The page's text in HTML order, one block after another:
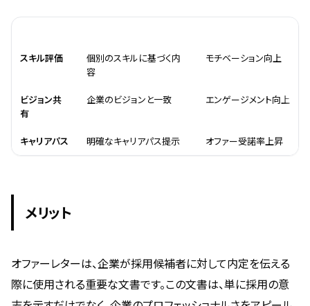
スキル評価
個別のスキルに基づく内
容
モチベーション向上
ビジョン共
有
企業のビジョンと一致 エンゲージメント向上
キャリアパス 明確なキャリアパス提示 オファー受諾率上昇
メリット
オファーレターは、企業が採用候補者に対して内定を伝える
際に使用される重要な文書です。この文書は、単に採用の意